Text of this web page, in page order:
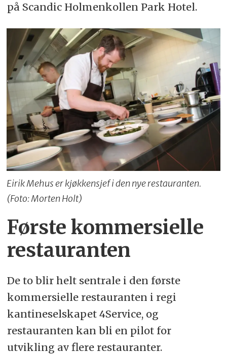
på Scandic Holmenkollen Park Hotel.
Eirik Mehus er kjøkkensjef i den nye restauranten.
(Foto: Morten Holt)
Første kommersielle
restauranten
De to blir helt sentrale i den første
kommersielle restauranten i regi
kantineselskapet 4Service, og
restauranten kan bli en pilot for
utvikling av flere restauranter.